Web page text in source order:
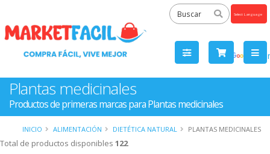
by
Plantas medicinales
Productos de primeras marcas para Plantas medicinales
INICIO ALIMENTACIÓN DIETÉTICA NATURAL PLANTAS MEDICINALES
Total de productos disponibles 122